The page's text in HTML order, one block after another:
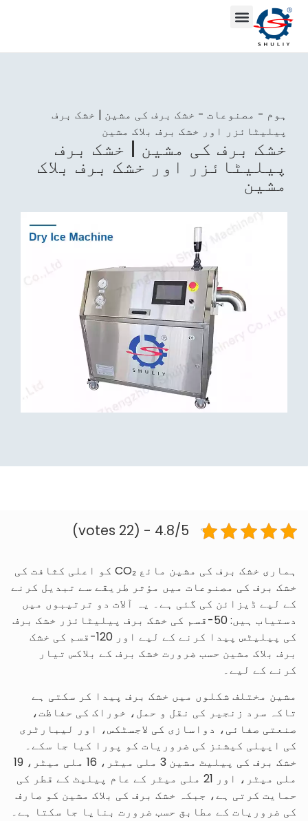
ہوم - مصنوعات - خشک برف کی مشین | خشک برف
پیلیٹائزر اور خشک برف بلاک مشین
خشک برف کی مشین | خشک برف
پیلیٹائزر اور خشک برف بلاک
مشین
4.8/5 - (22 votes)
ہماری خشک برف کی مشین مائع CO₂ کو اعلی کثافت کی
خشک برف کی مصنوعات میں مؤثر طریقے سے تبدیل کرنے
کے لیے ڈیزائن کی گئی ہے۔ یہ آلات دو ترتیبوں میں
دستیاب ہیں: 50-قسم کی خشک برف پیلیٹائزر خشک برف
کی پیلیٹس پیدا کرنے کے لیے اور 120-قسم کی خشک
برف بلاک مشین حسب ضرورت خشک برف کے بلاکس تیار
کرنے کے لیے۔
مشین مختلف شکلوں میں خشک برف پیدا کر سکتی ہے
تاکہ سرد زنجیر کی نقل و حمل، خوراک کی حفاظت،
صنعتی صفائی، دواسازی کی لاجسٹکس، اور لیبارٹری
کی ایپلی کیشنز کی ضروریات کو پورا کیا جا سکے۔
خشک برف کی پیلیٹ مشین 3 ملی میٹر، 16 ملی میٹر، 19
ملی میٹر، اور 21 ملی میٹر کے عام پیلیٹ کے قطر کی
حمایت کرتی ہے، جبکہ خشک برف کی بلاک مشین کو صارف
کی ضروریات کے مطابق حسب ضرورت بنایا جا سکتا ہے۔